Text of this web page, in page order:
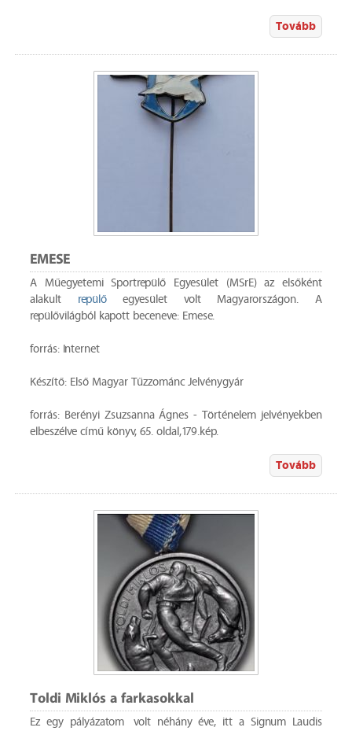
Tovább
EMESE
A Műegyetemi Sportrepülő Egyesület (MSrE) az elsőként
alakult repülőegyesület volt Magyarországon. A
repülővilágból kapott beceneve: Emese.
forrás: Internet
Készítő: Első Magyar Tűzzománc Jelvénygyár
forrás: Berényi Zsuzsanna Ágnes - Történelem jelvényekben
elbeszélve című könyv, 65. oldal,179.kép.
Tovább
Toldi Miklós a farkasokkal
Ez egy pályázatom volt néhány éve, itt a Signum Laudis